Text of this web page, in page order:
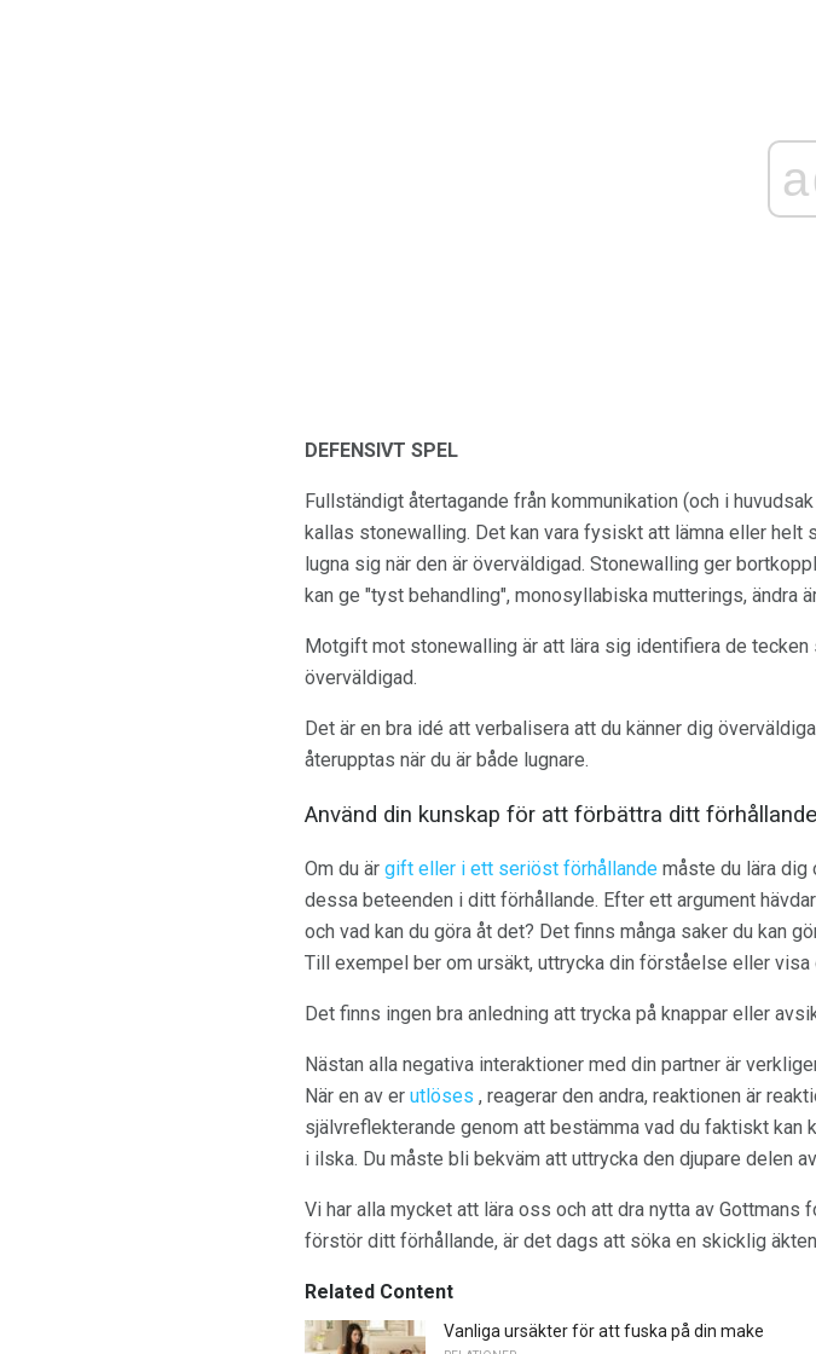
DEFENSIVT SPEL
Fullständigt återtagande från kommunikation (och i
kallas stonewalling. Det kan vara fysiskt att lämna eller helt
lugna sig när den är överväldigad. Stonewalling ger
kan ge "tyst behandling", monosyllabiska mutterings, ändra
Motgift mot stonewalling är att lära sig identifiera de
överväldigad.
Det är en bra idé att verbalisera att du känner dig
återupptas när du är både lugnare.
Använd din kunskap för att förbättra ditt förhållande
Om du är gift eller i ett seriöst förhållande måste du lära dig
dessa beteenden i ditt förhållande. Efter ett argument
och vad kan du göra åt det? Det finns många saker du kan
Till exempel ber om ursäkt, uttrycka din förståelse eller visa
Det finns ingen bra anledning att trycka på knappar eller
Nästan alla negativa interaktioner med din partner är
När en av er utlöses , reagerar den andra, reaktionen är
självreflekterande genom att bestämma vad du faktiskt kan
i ilska. Du måste bli bekväm att uttrycka den djupare delen
Vi har alla mycket att lära oss och att dra nytta av
förstör ditt förhållande, är det dags att söka en skicklig
Related Content
Vanliga ursäkter för att fuska på din make